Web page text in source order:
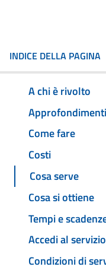
INDICE DELLA PAGINA
A chi è rivolto
Approfondimenti
Come fare
Costi
Cosa serve
Cosa si ottiene
Tempi e
Accedi al servizio
Condizioni di